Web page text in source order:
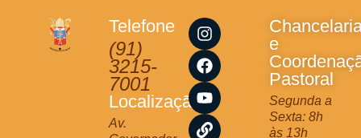
Telefone
(91)
3215-
7001
Localização
Av.
I
n
s
t
a
g
r
F
a
c
e
b
o
o
Y
o
u
t
u
b
e
L
i
n
k
e
Pastoral
Segunda a
Sexta: 8h
às 13h